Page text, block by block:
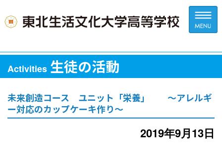
Activities 生徒の活動
未来創造コース ユニット「栄養」 ～アレルギ
ー対応のカップケーキ作り～
2019年9月13日